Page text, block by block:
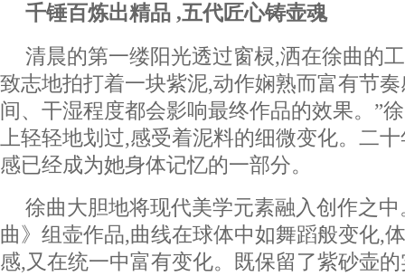
千锤百炼出精品 ,五代匠心铸壶魂
清晨的第一缕阳光透过窗棂,洒在徐曲的
致志地拍打着一块紫泥,动作娴熟而富有节
间、干湿程度都会影响最终作品的效果。”
上轻轻地划过,感受着泥料的细微变化。二
感已经成为她身体记忆的一部分。
徐曲大胆地将现代美学元素融入创作之
曲》组壶作品,曲线在球体中如舞蹈般变化,
感,又在统一中富有变化。既保留了紫砂壶